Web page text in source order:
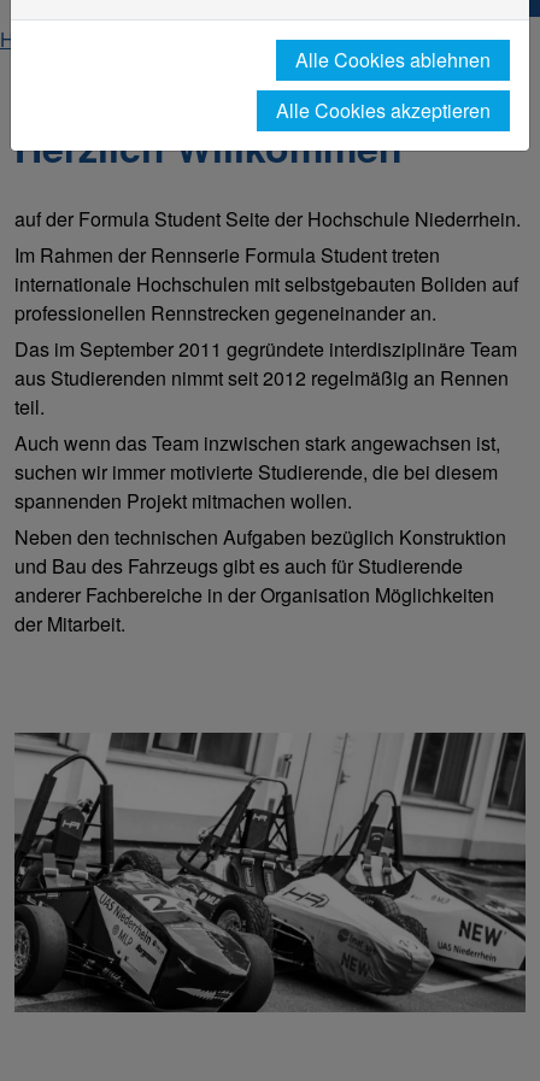
Home
Fachbereich Ingenieurwissenschaften und Informatik
Formula Student
Herzlich Willkommen
auf der Formula Student Seite der Hochschule Niederrhein.
Im Rahmen der Rennserie Formula Student treten
internationale Hochschulen mit selbstgebauten Boliden auf
professionellen Rennstrecken gegeneinander an.
Das im September 2011 gegründete interdisziplinäre Team
aus Studierenden nimmt seit 2012 regelmäßig an Rennen
teil.
Auch wenn das Team inzwischen stark angewachsen ist,
suchen wir immer motivierte Studierende, die bei diesem
spannenden Projekt mitmachen wollen.
Neben den technischen Aufgaben bezüglich Konstruktion
und Bau des Fahrzeugs gibt es auch für Studierende
anderer Fachbereiche in der Organisation Möglichkeiten
der Mitarbeit.
Alle Cookies ablehnen
Alle Cookies akzeptieren